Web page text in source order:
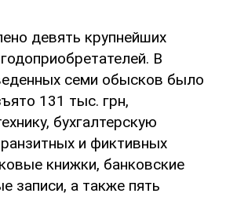
девять крупнейших
В
семи обысков было
131 тыс. грн,
бухгалтерскую
и фиктивных
книжки, банковские
записи, а также пять